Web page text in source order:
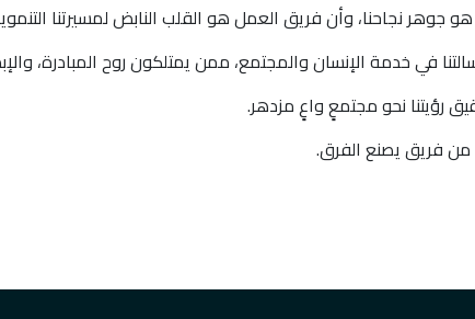
جوهر نجاحنا، وأن فريق العمل هو القلب النابض لمسيرتنا
في خدمة الإنسان والمجتمع، ممن يمتلكون روح المبادرة،
رؤيتنا نحو مجتمعٍ واعٍ مزدهر.
من فريق يصنع الفرق.